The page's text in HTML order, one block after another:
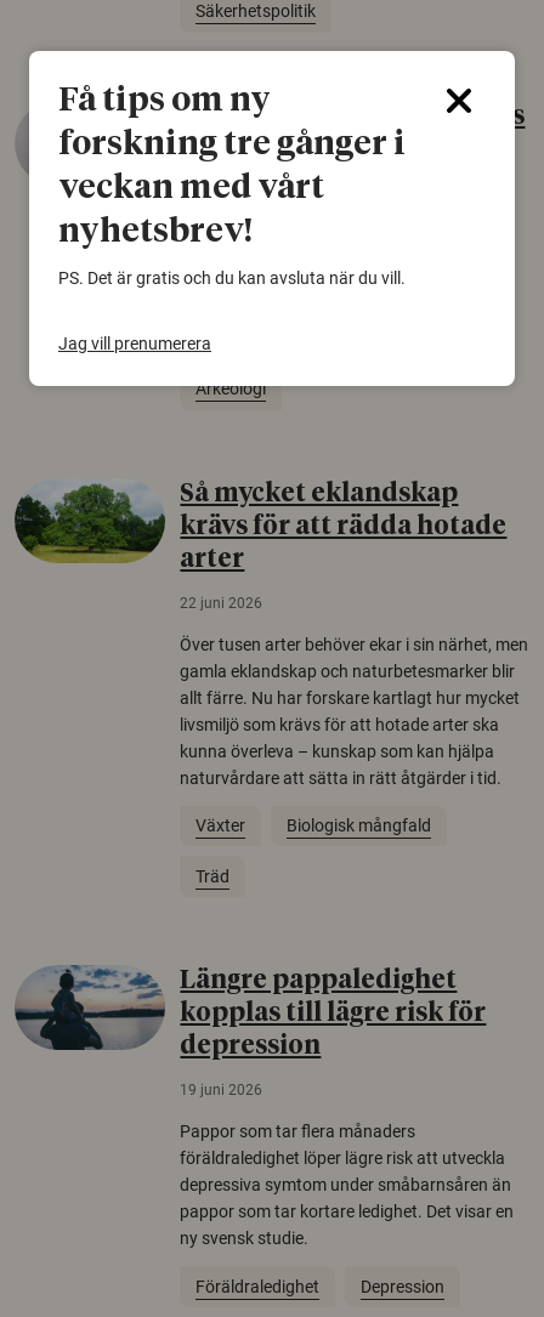
Säkerhetspolitik
Gammalt skinn var Sveriges
äldsta sko
22 juni 2026
Det som arkeologer länge trodde var en
gammal sko. Fyndet bär spår av romerskt
Norden.
Arkeologi
Så mycket eklandskap
krävs för att rädda hotade
arter
22 juni 2026
Över tusen arter behöver ekar i sin närhet, men
gamla eklandskap och naturbetesmarker blir
allt färre. Nu har forskare kartlagt hur mycket
livsmiljö som krävs för att hotade arter ska
kunna överleva – kunskap som kan hjälpa
naturvårdare att sätta in rätt åtgärder i tid.
Växter Biologisk mångfald
Träd
Längre pappaledighet
kopplas till lägre risk för
depression
19 juni 2026
Pappor som tar flera månaders
föräldraledighet löper lägre risk att utveckla
depressiva symtom under småbarnsåren än
pappor som tar kortare ledighet. Det visar en
ny svensk studie.
Föräldraledighet Depression
Få tips om ny
forskning tre gånger i
veckan med vårt
nyhetsbrev!
PS. Det är gratis och du kan avsluta när du vill.
Jag vill prenumerera